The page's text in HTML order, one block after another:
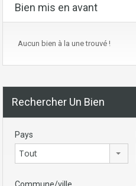
Bien mis en avant
Aucun bien à la une trouvé !
Rechercher Un Bien
Pays
Tout